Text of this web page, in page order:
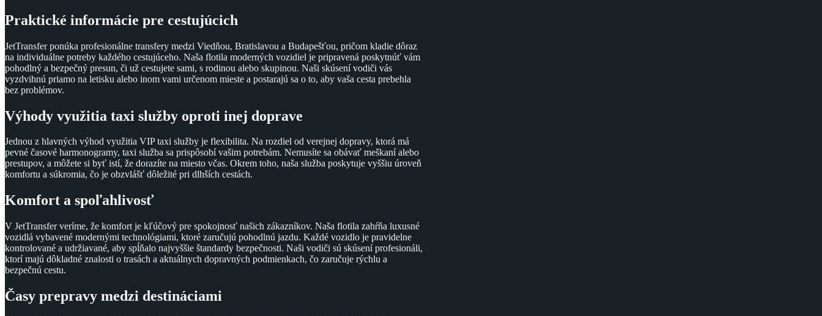
Praktické informácie pre cestujúcich
JetTransfer ponúka profesionálne transfery medzi Viedňou, Bratislavou a Budapešťou, pričom kladie dôraz
na individuálne potreby každého cestujúceho. Naša flotila moderných vozidiel je pripravená poskytnúť vám
pohodlný a bezpečný presun, či už cestujete sami, s rodinou alebo skupinou. Naši skúsení vodiči vás
vyzdvihnú priamo na letisku alebo inom vami určenom mieste a postarajú sa o to, aby vaša cesta prebehla
bez problémov.
Výhody využitia taxi služby oproti inej doprave
Jednou z hlavných výhod využitia VIP taxi služby je flexibilita. Na rozdiel od verejnej dopravy, ktorá má
pevné časové harmonogramy, taxi služba sa prispôsobí vašim potrebám. Nemusíte sa obávať meškaní alebo
prestupov, a môžete si byť istí, že dorazíte na miesto včas. Okrem toho, naša služba poskytuje vyššiu úroveň
komfortu a súkromia, čo je obzvlášť dôležité pri dlhších cestách.
Komfort a spoľahlivosť
V JetTransfer veríme, že komfort je kľúčový pre spokojnosť našich zákazníkov. Naša flotila zahŕňa luxusné
vozidlá vybavené modernými technológiami, ktoré zaručujú pohodlnú jazdu. Každé vozidlo je pravidelne
kontrolované a udržiavané, aby spĺňalo najvyššie štandardy bezpečnosti. Naši vodiči sú skúsení profesionáli,
ktorí majú dôkladné znalosti o trasách a aktuálnych dopravných podmienkach, čo zaručuje rýchlu a
bezpečnú cestu.
Časy prepravy medzi destináciami